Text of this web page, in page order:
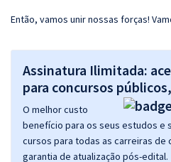
Então, vamos unir nossas forças!
Assinatura Ilimitada:
para concursos
O melhor custo
benefício para os seus estudos e
cursos para todas as carreiras de
garantia de atualização pós-edital.